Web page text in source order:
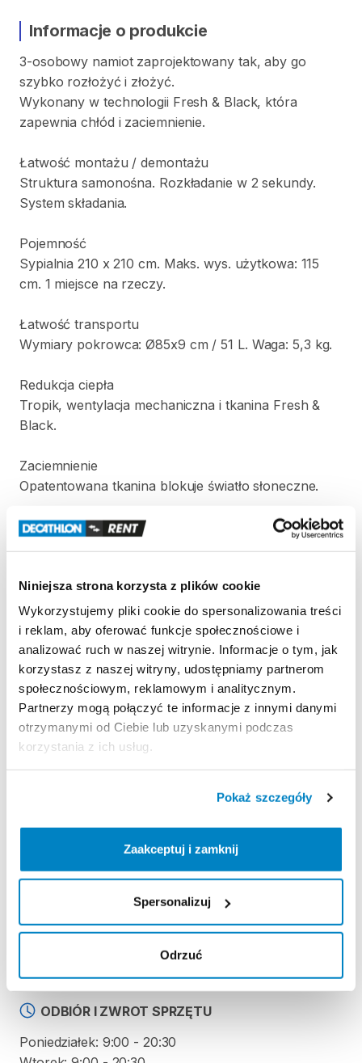
Niniejsza strona korzysta z plików cookie
Wykorzystujemy pliki cookie do spersonalizowania treści
i reklam, aby oferować funkcje społecznościowe i
analizować ruch w naszej witrynie. Informacje o tym, jak
korzystasz z naszej witryny, udostępniamy partnerom
społecznościowym, reklamowym i analitycznym.
Partnerzy mogą połączyć te informacje z innymi danymi
otrzymanymi od Ciebie lub uzyskanymi podczas
korzystania z ich usług.
Pokaż szczegóły
Zaakceptuj i zamknij
Spersonalizuj
Odrzuć
Informacje o produkcie
3-osobowy namiot zaprojektowany tak​,​ aby go
szybko rozłożyć i złożyć.
Wykonany w technologii Fresh & Black​,​ która
zapewnia chłód i zaciemnienie.
Łatwość montażu ​/​ demontażu
Struktura samonośna. Rozkładanie w 2 sekundy.
System składania.
Pojemność
Sypialnia 210 x 210 cm. Maks. wys. użytkowa: 115
cm. 1 miejsce na rzeczy.
Łatwość transportu
Wymiary pokrowca: Ø85x9 cm ​/​ 51 L. Waga: 5​,​3 kg.
Redukcja ciepła
Tropik​,​ wentylacja mechaniczna i tkanina Fresh &
Black.
Zaciemnienie
Opatentowana tkanina blokuje światło słoneczne.
Odporność na
wiatr
Wodoodporność
Wodoodporność (Schmerber): Tropik ＞ 2000
Podłoga sypialni ＞ 2400 mm.
Strona produktu w sklepie
Regulamin wypożyczalni
Nie pobieramy kaucji za wypożyczenie tego
ODBIÓR I ZWROT SPRZĘTU
Poniedziałek: 9:00 - 20:30